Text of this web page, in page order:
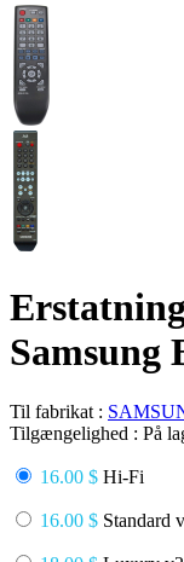
Samsung
Til fabrikat :
Tilgængelighed : På
16.00 $ Hi-Fi
16.00 $ Standard